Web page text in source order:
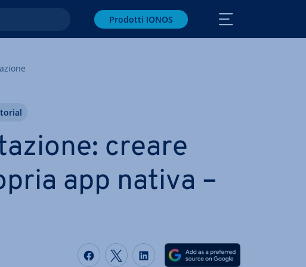
Prodotti IONOS
creare
app nativa –
Condividi via Facebook
Condividi via Twitter
Condividi via LinkedIN